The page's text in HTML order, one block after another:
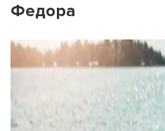
Федора